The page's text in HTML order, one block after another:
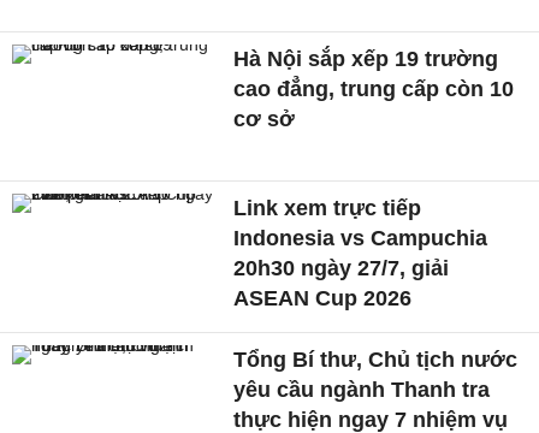
Hà Nội sắp xếp 19 trường
cao đẳng, trung cấp còn 10
cơ sở
Link xem trực tiếp
Indonesia vs Campuchia
20h30 ngày 27/7, giải
ASEAN Cup 2026
Tổng Bí thư, Chủ tịch nước
yêu cầu ngành Thanh tra
thực hiện ngay 7 nhiệm vụ